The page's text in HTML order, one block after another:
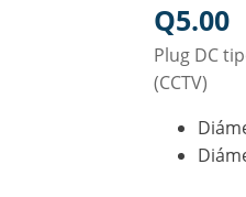
Q5.00
Plug DC
(CCTV)